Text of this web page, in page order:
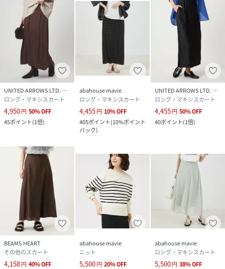
UNITED ARROWS LTD. OUTLET
ロング・マキシスカート
4,950円 50%OFF
45ポイント(1倍)
abahouse mavie
ロング・マキシスカート
4,455円 10%OFF
405ポイント(10%ポイント
バック)
UNITED ARROWS LTD. OUTLET
ロング・マキシスカート
4,455円 50%OFF
40ポイント(1倍)
BEAMS HEART
その他のスカート
4,158円 40%OFF
abahouse mavie
ニット
5,500円 20%OFF
abahouse mavie
ロング・マキシスカート
5,500円 38%OFF